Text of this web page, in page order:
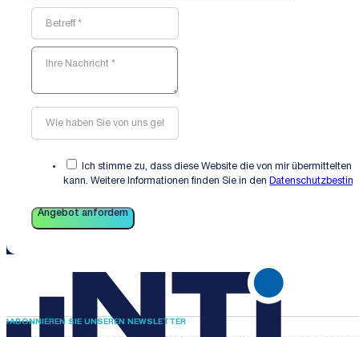
Ich stimme zu, dass diese Website die von mir übermittelten
kann. Weitere Informationen finden Sie in den
Angebot anfordern
ABONNIEREN SIE UNSEREN NEWSLETTER